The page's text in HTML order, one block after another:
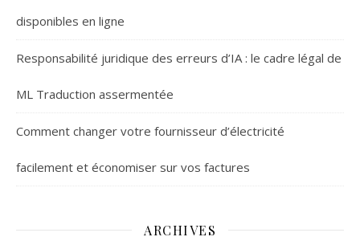
disponibles en ligne
Responsabilité juridique des erreurs d’IA : le cadre légal de
ML Traduction assermentée
Comment changer votre fournisseur d’électricité
facilement et économiser sur vos factures
ARCHIVES